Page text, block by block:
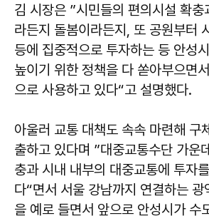
김 시장은 ”시민들의 편의시설 확충
라든지 돌봄이라든지, 또 공원부터
등에 집중적으로 투자하는 등 안성
높이기 위한 정책을 다 쏟아부으면
으로 사용하고 있다“고 설명했다.
아울러 교통 대책도 속속 마련해 구
출하고 있다며 ”대중교통수단 가운
충과 시내 내부의 대중교통에 투자
다“면서 서울 강남까지 연결하는 광
을 예로 들면서 앞으로 안성시가 수